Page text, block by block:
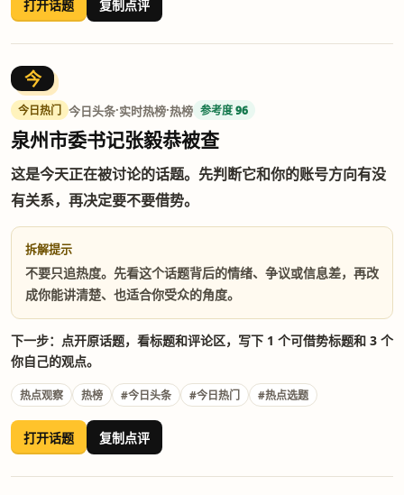
打开话题 复制点评
今
今日热门 今日头条·实时热榜·热榜 参考度 96
泉州市委书记张毅恭被查
这是今天正在被讨论的话题。先判断它和你的账号方向有没
有关系，再决定要不要借势。
拆解提示
不要只追热度。先看这个话题背后的情绪、争议或信息差，再改
成你能讲清楚、也适合你受众的角度。
下一步：点开原话题，看标题和评论区，写下 1 个可借势标题和 3 个
你自己的观点。
热点观察 热榜 #今日头条 #今日热门 #热点选题
打开话题 复制点评